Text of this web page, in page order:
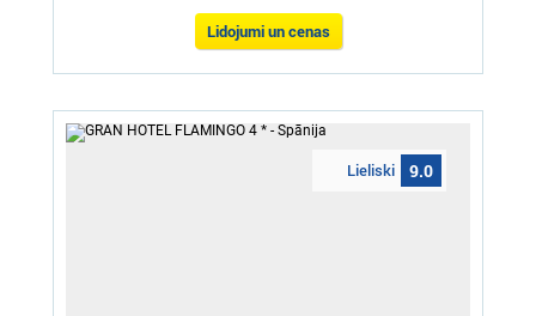
Lidojumi un cenas
Lieliski 9.0